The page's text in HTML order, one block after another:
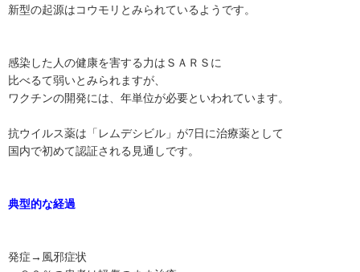
新型の起源はコウモリとみられているようです。
感染した人の健康を害する力はＳＡＲＳに
比べるて弱いとみられますが、
ワクチンの開発には、年単位が必要といわれています。
抗ウイルス薬は「レムデシビル」が7日に治療薬として
国内で初めて認証される見通しです。
典型的な経過
発症→風邪症状